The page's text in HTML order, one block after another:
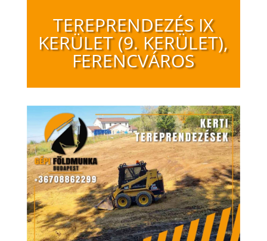
TEREPRENDEZÉS IX
KERÜLET (9. KERÜLET),
FERENCVÁROS